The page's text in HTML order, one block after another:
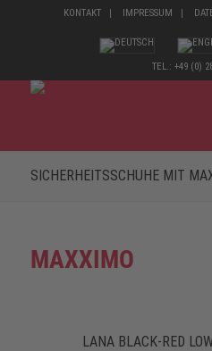
KONTAKT IMPRESSUM
TEL.: +49 (0)
SICHERHEITSSCHUHE MIT
MAXXIMO
LANA BLACK-RED